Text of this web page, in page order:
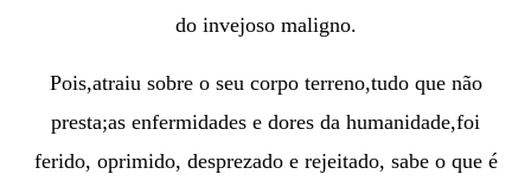
do invejoso maligno.
Pois,atraiusobre o seu corpo terreno,tudo que não
presta;as enfermidades e dores da humanidade,foi
ferido, oprimido, desprezado e rejeitado, sabe o queé